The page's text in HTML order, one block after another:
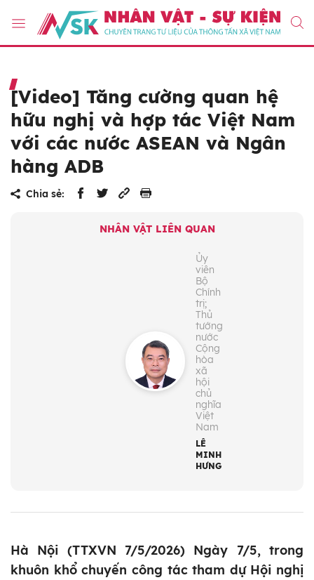
[Video] Tăng cường quan hệ
hữu nghị và hợp tác Việt Nam
với các nước ASEAN và Ngân
hàng ADB
Chia sẻ:
NHÂN VẬT LIÊN QUAN
Ủy
viên
Bộ
Chính
trị;
Thủ
tướng
nước
Cộng
hòa
xã
hội
chủ
nghĩa
Việt
Nam
LÊ
MINH
HƯNG
Hà Nội (TTXVN 7/5/2026) Ngày 7/5, trong
khuôn khổ chuyến công tác tham dự Hội nghị